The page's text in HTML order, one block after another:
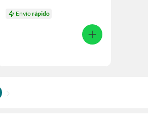
Envíorápido